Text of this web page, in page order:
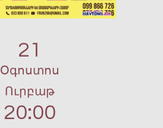
21
Օգոստոս
Ուրբաթ
20:00